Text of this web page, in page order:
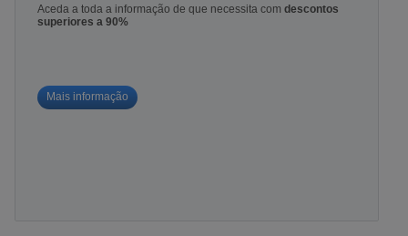
Aceda a toda a informação de que necessita com descontos
superiores a 90%
Mais informação